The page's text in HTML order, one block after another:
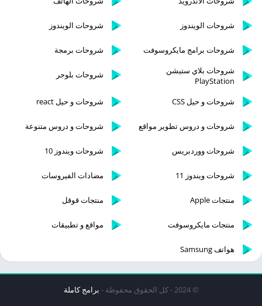
شروحات الويندوز شروحات الويندوز
شروحات برامج مايكروسوفت
شروحات برمجة
شروحات بلاي ستيشن
PlayStation
شروحات بلوجر
شروحات و حيل CSS شروحات و حيل react
شروحات و دروس تطوير مواقع شروحات و دروس متنوعة
شروحات ووردبريس شروحات ويندوز 10
شروحات ويندوز 11 مضادات الفيروسات
منتجات Apple منتجات قوقل
منتجات مايكروسوفت مواقع و تطبيقات
هواتف Samsung
© 2024 - كل الحقوق محفوظة - برامج كاملة